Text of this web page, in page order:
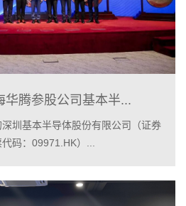
华腾参股公司基本半...
圳基本半导体股份有限公司（证券
码：09971.HK）...